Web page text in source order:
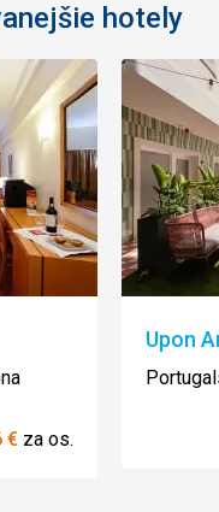
hotely
€ za os.
Upon